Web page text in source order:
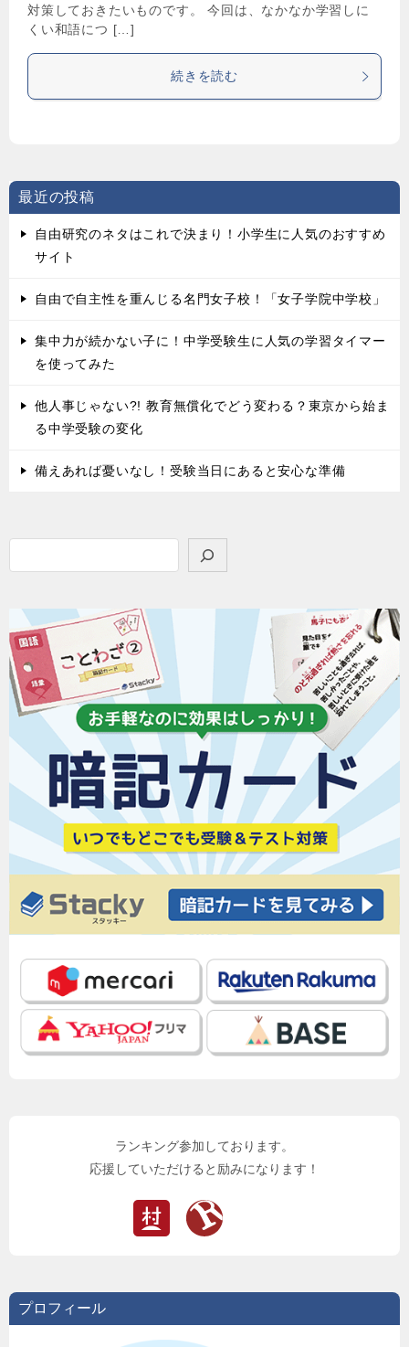
対策しておきたいものです。 今回は、なかなか学習しに
くい和語につ […]
続きを読む
最近の投稿
自由研究のネタはこれで決まり！小学生に人気のおすすめ
サイト
自由で自主性を重んじる名門女子校！「女子学院中学校」
集中力が続かない子に！中学受験生に人気の学習タイマー
を使ってみた
他人事じゃない?! 教育無償化でどう変わる？東京から始ま
る中学受験の変化
備えあれば憂いなし！受験当日にあると安心な準備
索
ランキング参加しております。
応援していただけると励みになります！
プロフィール